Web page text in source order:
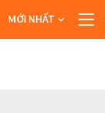
MỚI NHẤT